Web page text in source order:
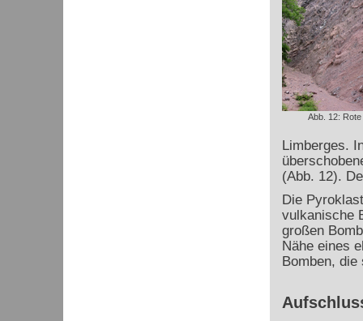
Abb. 12:
Limberges.
(Abb. 12).
Die
vulkanische
großen
Nähe eines
Bomben,